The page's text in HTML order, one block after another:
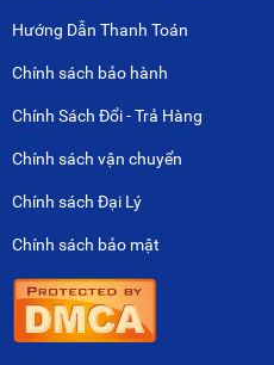
Hướng Dẫn Thanh Toán
Chính sách bảo hành
Chính Sách Đổi - Trả Hàng
Chính sách vận chuyển
Chính sách Đại Lý
Chính sách bảo mật